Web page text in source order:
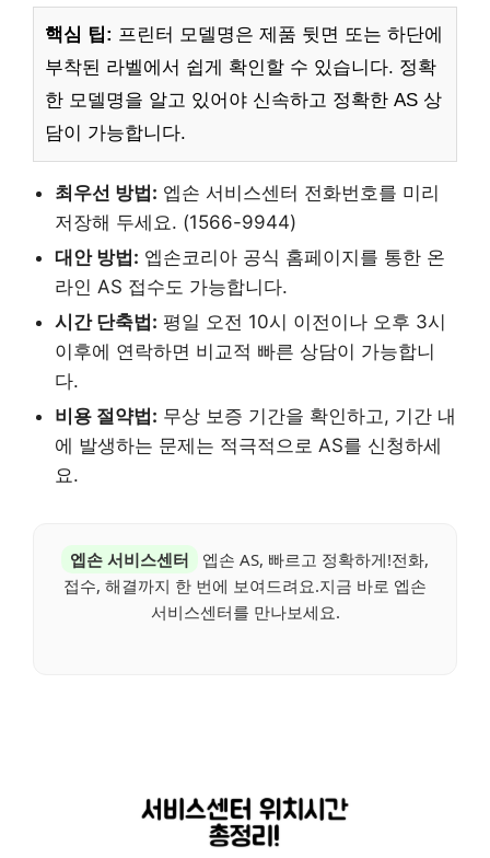
핵심 팁: 프린터 모델명은 제품 뒷면 또는 하단에
부착된 라벨에서 쉽게 확인할 수 있습니다. 정확
한 모델명을 알고 있어야 신속하고 정확한 AS 상
담이 가능합니다.
최우선 방법: 엡손 서비스센터 전화번호를 미리
저장해 두세요. (1566-9944)
대안 방법: 엡손코리아 공식 홈페이지를 통한 온
라인 AS 접수도 가능합니다.
시간 단축법: 평일 오전 10시 이전이나 오후 3시
이후에 연락하면 비교적 빠른 상담이 가능합니
다.
비용 절약법: 무상 보증 기간을 확인하고, 기간 내
에 발생하는 문제는 적극적으로 AS를 신청하세
요.
엡손 서비스센터
엡손 AS, 빠르고 정확하게!전화,
접수, 해결까지 한 번에 보여드려요.지금 바로 엡손
서비스센터를 만나보세요.